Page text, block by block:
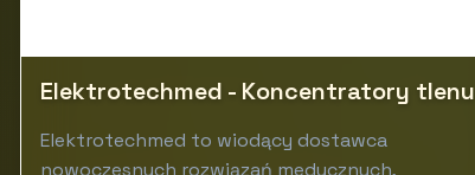
Elektrotechmed - Koncentratory tlenu
Elektrotechmed to wiodący dostawca
nowoczesnych rozwiązań medycznych,